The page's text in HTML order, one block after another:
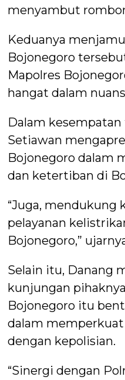
menyambut
Keduanya
Bojonegoro
Mapolres
hangat dalam
Dalam
Setiawan
Bojonegoro dalam
dan ketertiban di
“Juga, mendukung
pelayanan
Bojonegoro,”
Selain itu, Danang
kunjungan
Bojonegoro itu
dalam
dengan kepolisian.
“Sinergi dengan